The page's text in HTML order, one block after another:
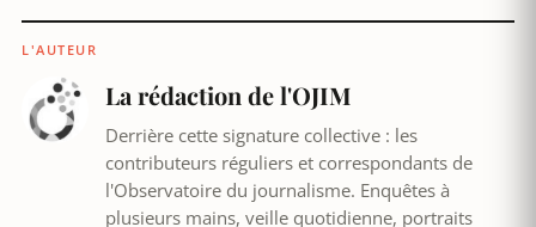
L'AUTEUR
La rédaction de l'OJIM
Derrière cette signature collective : les
contributeurs réguliers et correspondants de
l'Observatoire du journalisme. Enquêtes à
plusieurs mains, veille quotidienne, portraits